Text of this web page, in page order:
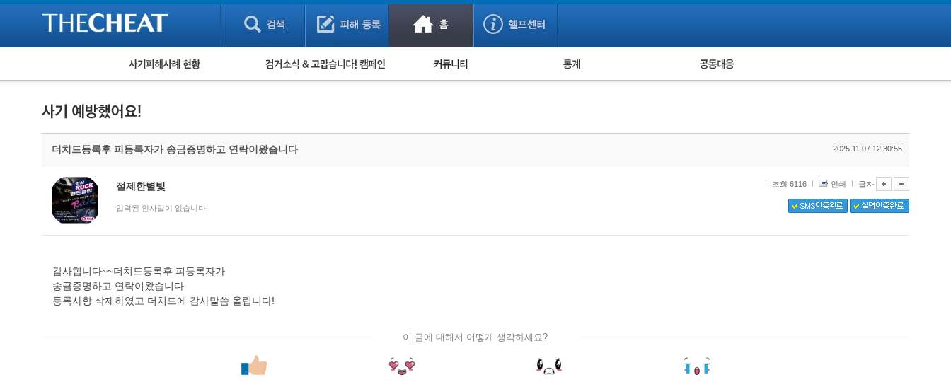
피해사례 현황
게임 · 비실물 피해사례
보이스피싱 피해사례
유해사이트 목록
비공개 피해사례
워킹홀리데이 피해사례
검거 소식 사기 예방했어요! 누적 피해사례 통계 피해자 공동대응
더치드등록후 피등록자가 송금증명하고 연락이왔습니다 2025.11.07 12:30:55
절제한별빛
입력된 인사말이 없습니다.
조회 6116 인쇄 글자
감사힙니다~~더치드등록후 피등록자가
송금증명하고 연락이왔습니다
등록사항 삭제하였고 더치드에 감사말씀 올립니다!
이 글에 대해서 어떻게 생각하세요?